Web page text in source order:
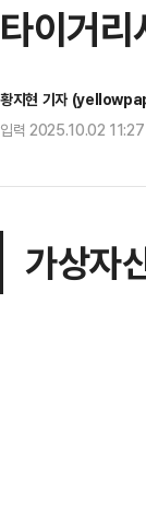
타이거
황지현 기자
입력 2025.10.02
가상자